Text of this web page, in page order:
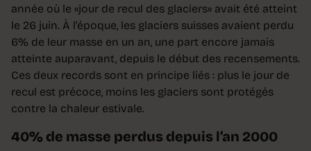
année où le «jour de recul des glaciers» avait été atteint
le 26 juin. À l’époque, les glaciers suisses avaient perdu
6% de leur masse en un an, une part encore jamais
atteinte auparavant, depuis le début des recensements.
Ces deux records sont en principe liés : plus le jour de
recul est précoce, moins les glaciers sont protégés
contre la chaleur estivale.
40% de masse perdus depuis l’an 2000